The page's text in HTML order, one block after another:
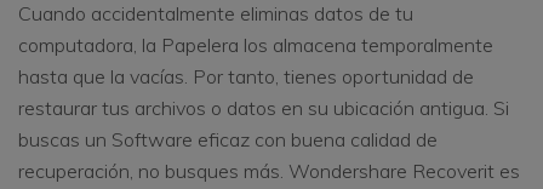
Cuando accidentalmente eliminas datos de tu
computadora, la Papelera los almacena temporalmente
hasta que la vacías. Por tanto, tienes oportunidad de
restaurar tus archivos o datos en su ubicación antigua. Si
buscas un Software eficaz con buena calidad de
recuperación, no busques más. Wondershare Recoverit es